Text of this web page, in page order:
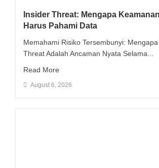
Insider Threat: Mengapa
Harus Pahami Data
Memahami Risiko Tersembunyi:
Threat Adalah Ancaman Nyata Selama...
Read More
August 6, 2026